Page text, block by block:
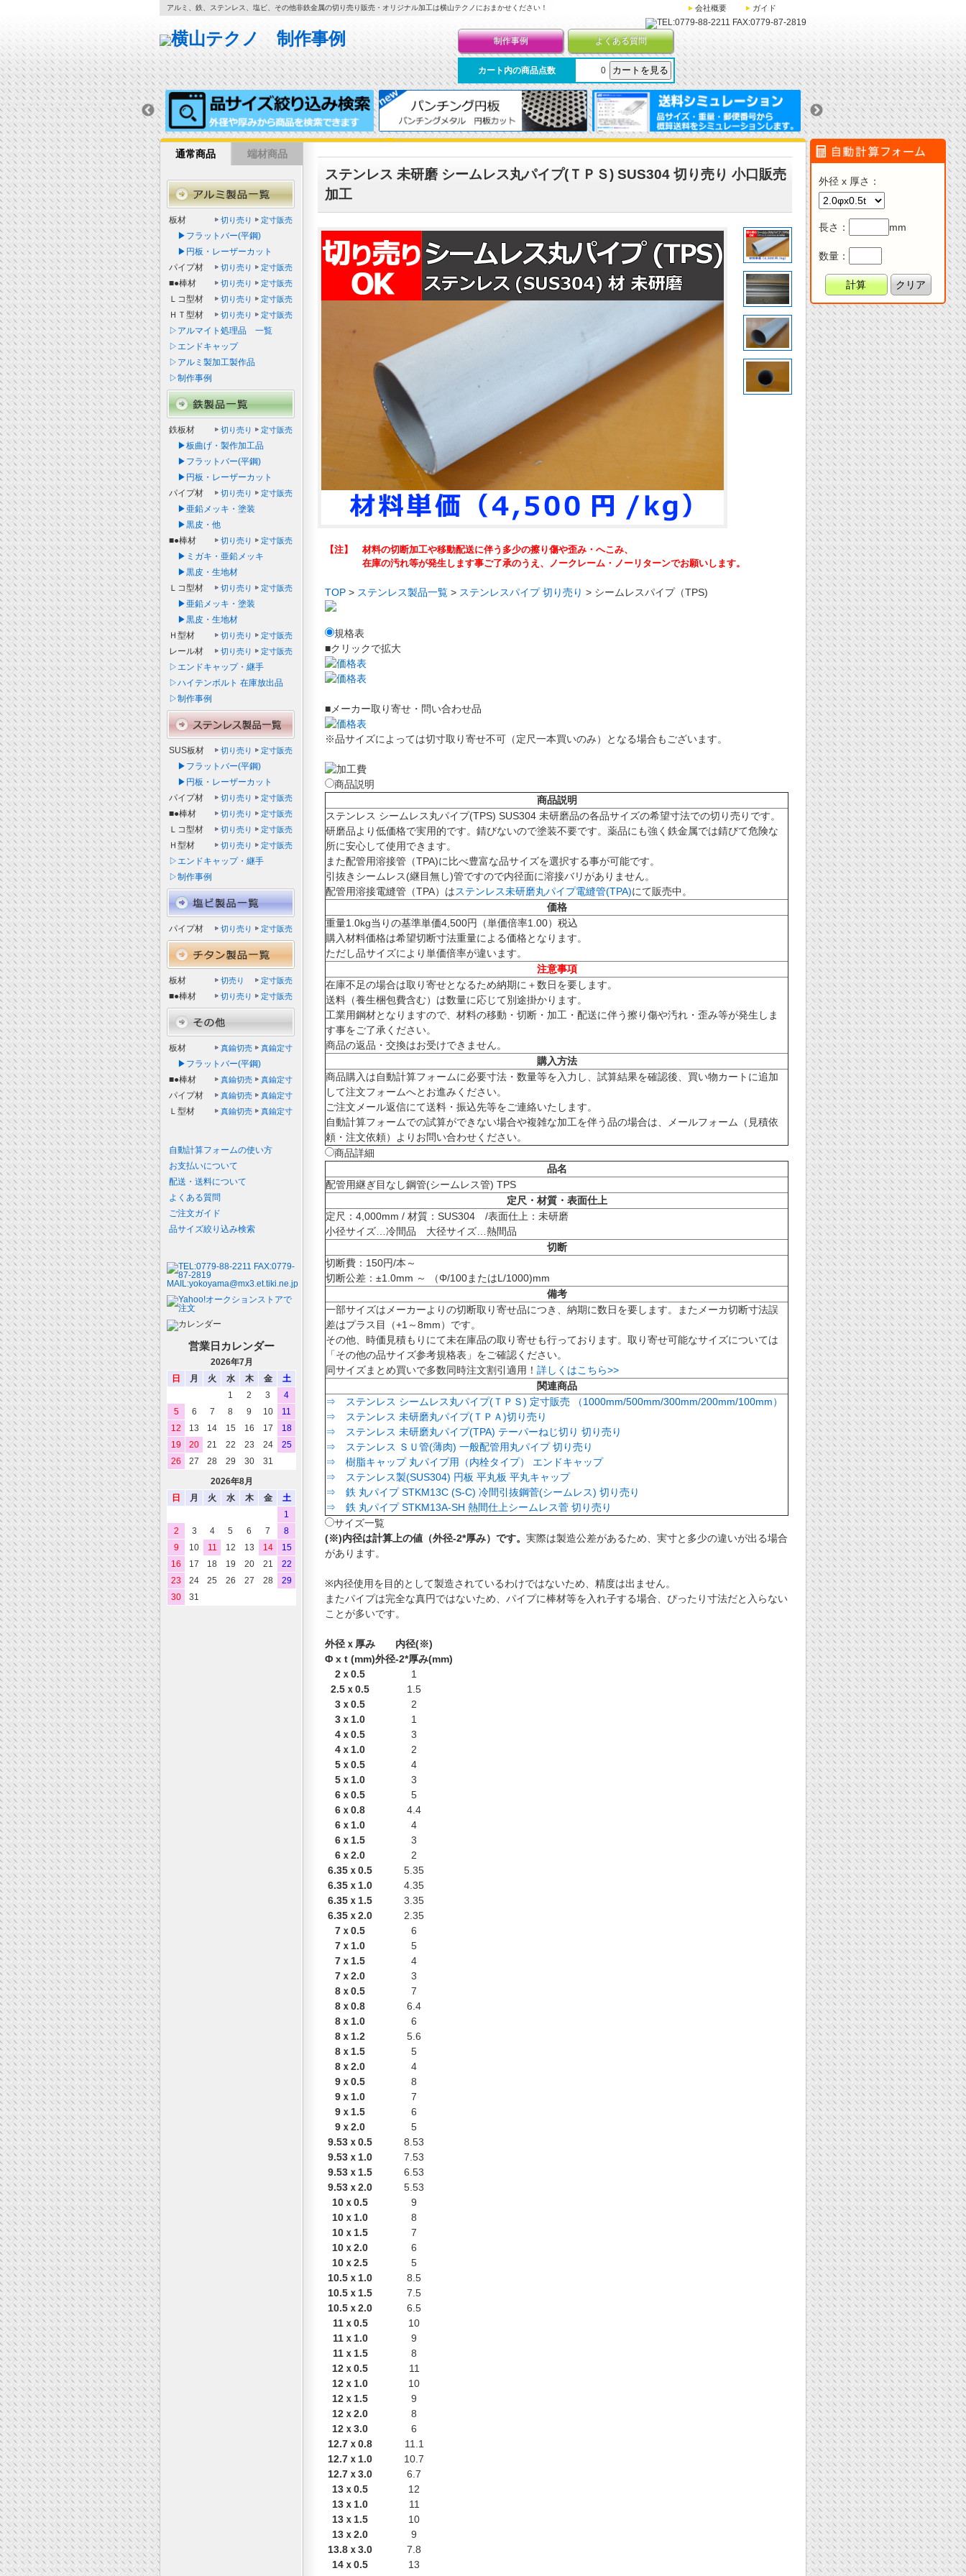
アルミ、鉄、ステンレス、塩ビ、その他非鉄金属の切り売り販売・オリジナル加工は横山テクノにおまかせください！ 会社概要 ガイド
制作事例 よくある質問
カート内の商品点数 0
ステンレス 未研磨 シームレス丸パイプ(ＴＰＳ) SUS304 切り売り 小口販売
加工
【注】 材料の切断加工や移動配送に伴う多少の擦り傷や歪み・へこみ、
在庫の汚れ等が発生します事ご了承のうえ、ノークレーム・ノーリターンでお願いします。
TOP > ステンレス製品一覧 > ステンレスパイプ 切り売り > シームレスパイプ（TPS)
規格表
■クリックで拡大
■メーカー取り寄せ・問い合わせ品
※品サイズによっては切寸取り寄せ不可（定尺一本買いのみ）となる場合もございます。
商品説明
商品説明
ステンレス シームレス丸パイプ(TPS) SUS304 未研磨品の各品サイズの希望寸法での切り売りです。
研磨品より低価格で実用的です。錆びないので塗装不要です。薬品にも強く鉄金属では錆びて危険な
所に安心して使用できます。
また配管用溶接管（TPA)に比べ豊富な品サイズを選択する事が可能です。
引抜きシームレス(継目無し)管ですので内径面に溶接バリがありません。
配管用溶接電縫管（TPA）はステンレス未研磨丸パイプ電縫管(TPA)にて販売中。
価格
重量1.0kg当りの基準単価4,500円（単価倍率1.00）税込
購入材料価格は希望切断寸法重量による価格となります。
ただし品サイズにより単価倍率が違います。
注意事項
在庫不足の場合は取り寄せとなるため納期に＋数日を要します。
送料（養生梱包費含む）は数量に応じて別途掛かります。
工業用鋼材となりますので、材料の移動・切断・加工・配送に伴う擦り傷や汚れ・歪み等が発生しま
す事をご了承ください。
商品の返品・交換はお受けできません。
購入方法
商品購入は自動計算フォームに必要寸法・数量等を入力し、試算結果を確認後、買い物カートに追加
して注文フォームへとお進みください。
ご注文メール返信にて送料・振込先等をご連絡いたします。
自動計算フォームでの試算ができない場合や複雑な加工を伴う品の場合は、メールフォーム（見積依
頼・注文依頼）よりお問い合わせください。
商品詳細
品名
配管用継ぎ目なし鋼管(シームレス管) TPS
定尺・材質・表面仕上
定尺：4,000mm / 材質：SUS304 /表面仕上：未研磨
小径サイズ…冷間品 大径サイズ…熱間品
切断
切断費：150円/本～
切断公差：±1.0mm ～ （Φ/100またはL/1000)mm
備考
一部サイズはメーカーよりの切断取り寄せ品につき、納期に数日を要します。またメーカ切断寸法誤
差はプラス目（+1～8mm）です。
その他、時価見積もりにて未在庫品の取り寄せも行っております。取り寄せ可能なサイズについては
「その他の品サイズ参考規格表」をご確認ください。
同サイズまとめ買いで多数同時注文割引適用！ 詳しくはこちら>>
関連商品
⇒ ステンレス シームレス丸パイプ(ＴＰＳ) 定寸販売 （1000mm/500mm/300mm/200mm/100mm）
⇒ ステンレス 未研磨丸パイプ(ＴＰＡ)切り売り
⇒ ステンレス 未研磨丸パイプ(TPA) テーパーねじ切り 切り売り
⇒ ステンレス ＳＵ管(薄肉) 一般配管用丸パイプ 切り売り
⇒ 樹脂キャップ 丸パイプ用（内栓タイプ） エンドキャップ
⇒ ステンレス製(SUS304) 円板 平丸板 平丸キャップ
⇒ 鉄 丸パイプ STKM13C (S-C) 冷間引抜鋼菅(シームレス) 切り売り
⇒ 鉄 丸パイプ STKM13A-SH 熱間仕上シームレス菅 切り売り
サイズ一覧
(※)内径は計算上の値（外径-2*厚み）です。 実際は製造公差があるため、実寸と多少の違いが出る場合
があります。
※内径使用を目的として製造されているわけではないため、精度は出ません。
またパイプは完全な真円ではないため、パイプに棒材等を入れ子する場合、ぴったり寸法だと入らない
ことが多いです。
外径ｘ厚み
内径(※)
Φ x t (mm)外径-2*厚み(mm)
2ｘ0.5
1
2.5ｘ0.5
1.5
3ｘ0.5
2
3ｘ1.0
1
4ｘ0.5
3
4ｘ1.0
2
5ｘ0.5
4
5ｘ1.0
3
6ｘ0.5
5
6ｘ0.8
4.4
6ｘ1.0
4
6ｘ1.5
3
6ｘ2.0
2
6.35ｘ0.5
5.35
6.35ｘ1.0
4.35
6.35ｘ1.5
3.35
6.35ｘ2.0
2.35
7ｘ0.5
6
7ｘ1.0
5
7ｘ1.5
4
7ｘ2.0
3
8ｘ0.5
7
8ｘ0.8
6.4
8ｘ1.0
6
8ｘ1.2
5.6
8ｘ1.5
5
8ｘ2.0
4
9ｘ0.5
8
9ｘ1.0
7
9ｘ1.5
6
9ｘ2.0
5
9.53ｘ0.5
8.53
9.53ｘ1.0
7.53
9.53ｘ1.5
6.53
9.53ｘ2.0
5.53
10ｘ0.5
9
10ｘ1.0
8
10ｘ1.5
7
10ｘ2.0
6
10ｘ2.5
5
10.5ｘ1.0
8.5
10.5ｘ1.5
7.5
10.5ｘ2.0
6.5
11ｘ0.5
10
11ｘ1.0
9
11ｘ1.5
8
12ｘ0.5
11
12ｘ1.0
10
12ｘ1.5
9
12ｘ2.0
8
12ｘ3.0
6
12.7ｘ0.8
11.1
12.7ｘ1.0
10.7
12.7ｘ3.0
6.7
13ｘ0.5
12
13ｘ1.0
11
13ｘ1.5
10
13ｘ2.0
9
13.8ｘ3.0
7.8
14ｘ0.5
13
通常商品 端材商品
板材 切り売り 定寸販売
▶フラットバー(平鋼)
▶円板・レーザーカット
パイプ材
切り売り 定寸販売
■●棒材 切り売り 定寸販売
Ｌコ型材 切り売り 定寸販売
ＨＴ型材 切り売り 定寸販売
▷アルマイト処理品 一覧
▷エンドキャップ
▷アルミ製加工製作品
▷制作事例
鉄板材 切り売り 定寸販売
▶板曲げ・製作加工品
▶フラットバー(平鋼)
▶円板・レーザーカット
パイプ材
切り売り 定寸販売
▶亜鉛メッキ・塗装
▶黒皮・他
■●棒材
切り売り 定寸販売
▶ミガキ・亜鉛メッキ
▶黒皮・生地材
Ｌコ型材
切り売り 定寸販売
▶亜鉛メッキ・塗装
▶黒皮・生地材
Ｈ型材
切り売り 定寸販売
レール材 切り売り 定寸販売
▷エンドキャップ・継手
▷ハイテンボルト 在庫放出品
▷制作事例
SUS板材 切り売り 定寸販売
▶フラットバー(平鋼)
▶円板・レーザーカット
パイプ材
切り売り 定寸販売
■●棒材 切り売り 定寸販売
Ｌコ型材 切り売り 定寸販売
Ｈ型材 切り売り 定寸販売
▷エンドキャップ・継手
▷制作事例
パイプ材 切り売り 定寸販売
板材 切売り 定寸販売
■●棒材 切り売り 定寸販売
板材 真鍮切売 真鍮定寸
▶フラットバー(平鋼)
■●棒材
真鍮切売 真鍮定寸
パイプ材 真鍮切売 真鍮定寸
Ｌ型材 真鍮切売 真鍮定寸
自動計算フォームの使い方
お支払いについて
配送・送料について
よくある質問
ご注文ガイド
品サイズ絞り込み検索
営業日カレンダー
2026年7月
日
月 火 水 木 金
土
1
2 3
4
5
6 7 8 9 10
11
12
13 14 15 16 17
18
19
20 21 22 23 24
25
26
27 28 29 30
31
2026年8月
日
月 火 水 木 金
土
1
2
3 4 5 6 7
8
9
10 11 12 13 14
15
16
17 18 19 20 21
22
23
24 25 26 27 28
29
30
31
外径 x 厚さ ：
長さ ： mm
数量：
計算 クリア